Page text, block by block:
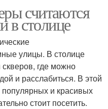
считаются
в столице
улицы. В столице
где можно
и расслабиться. В этой
и красивых
стоит посетить.